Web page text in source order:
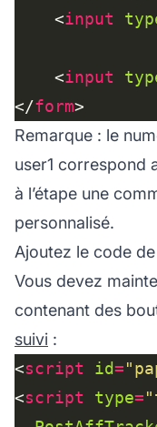
    <
input
    <
input
</form
Remarque : le
user1 correspond
à l’étape une
personnalisé.
Ajoutez le code
Vous devez
contenant des
suivi :
<script id=
<script type=